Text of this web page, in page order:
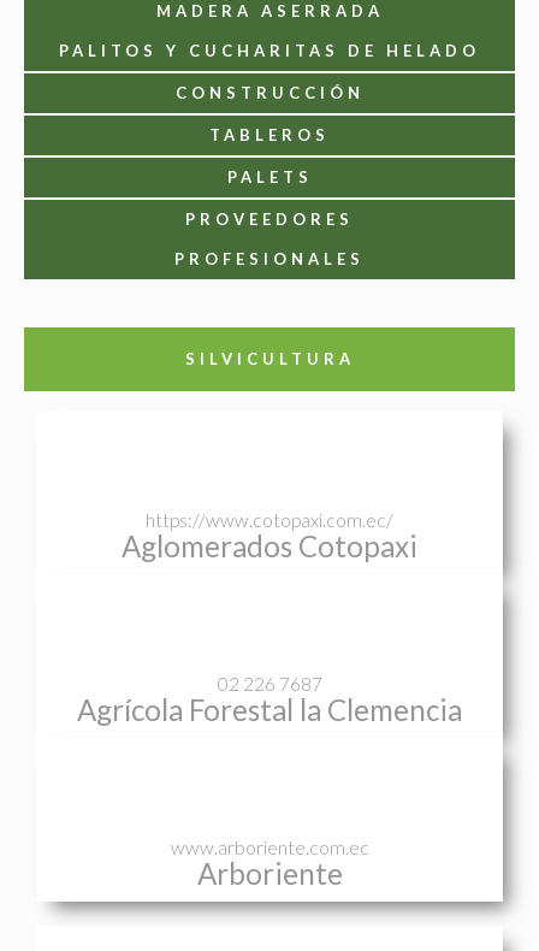
MADERA ASERRADA
PALITOS Y CUCHARITAS DE HELADO
CONSTRUCCIÓN
TABLEROS
PALETS
PROVEEDORES
PROFESIONALES
SILVICULTURA
https://www.cotopaxi.com.ec/
Aglomerados Cotopaxi
02 226 7687
Agrícola Forestal la Clemencia
www.arboriente.com.ec
Arboriente